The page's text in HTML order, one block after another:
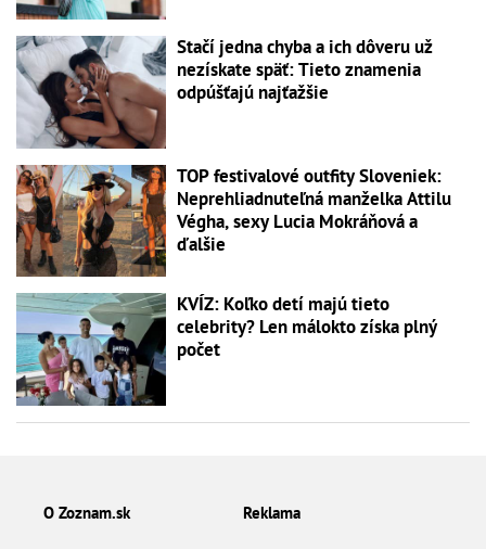
Stačí jedna chyba a ich dôveru už
nezískate späť: Tieto znamenia
odpúšťajú najťažšie
TOP festivalové outfity Sloveniek:
Neprehliadnuteľná manželka Attilu
Végha, sexy Lucia Mokráňová a
ďalšie
KVÍZ: Koľko detí majú tieto
celebrity? Len málokto získa plný
počet
O Zoznam.sk Reklama